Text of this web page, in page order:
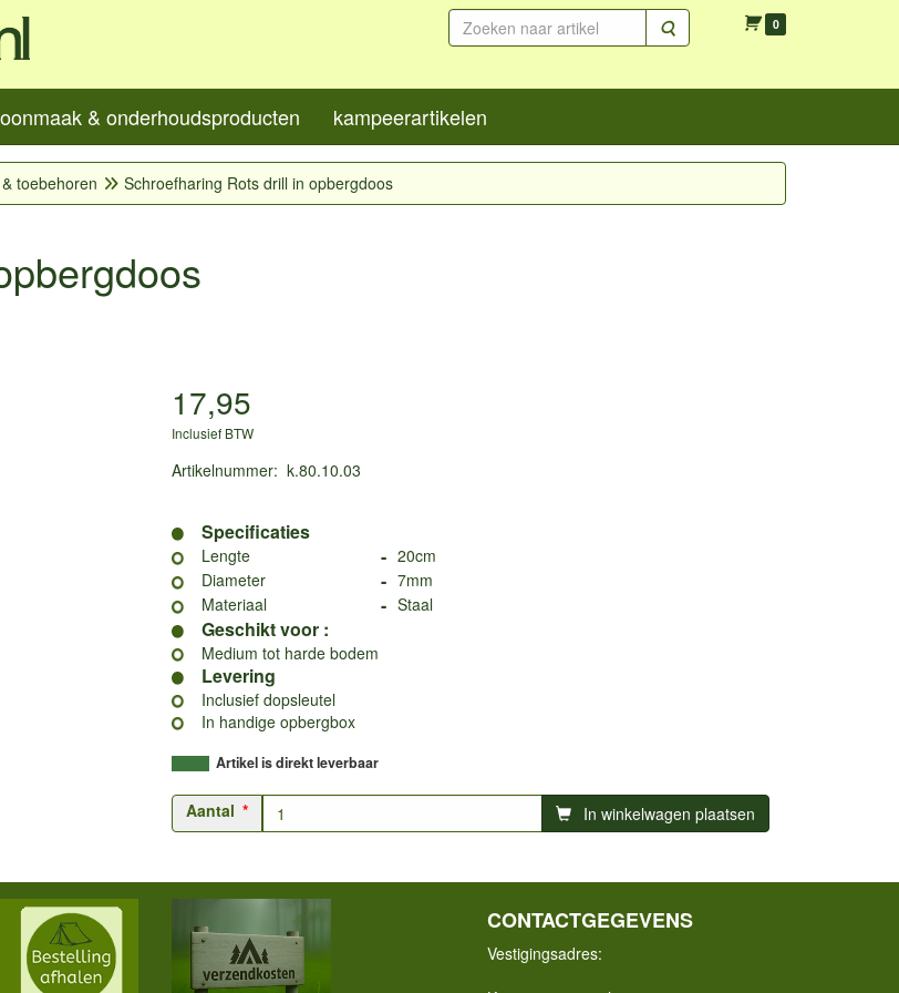
Zoeken 0
& onderhoudsproducten kampeerartikelen
toebehoren Schroefharing Rots drill in opbergdoos
17,95
Inclusief BTW
Artikelnummer: k.80.10.03
Specificaties
Lengte - 20cm
Diameter
- 7mm
Materiaal
- Staal
Geschikt voor :
Medium tot harde bodem
Levering
Inclusief dopsleutel
In handige opbergbox
Artikel is direkt leverbaar
Aantal In winkelwagen plaatsen
CONTACTGEGEVENS
Vestigingsadres: